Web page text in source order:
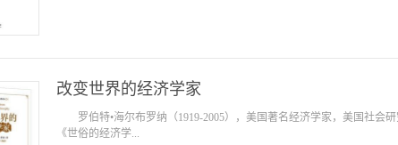
改变世界的经济学家
罗伯特•海尔布罗纳（1919-2005），美国著名经济学家，美国社会
《世俗的经济学...